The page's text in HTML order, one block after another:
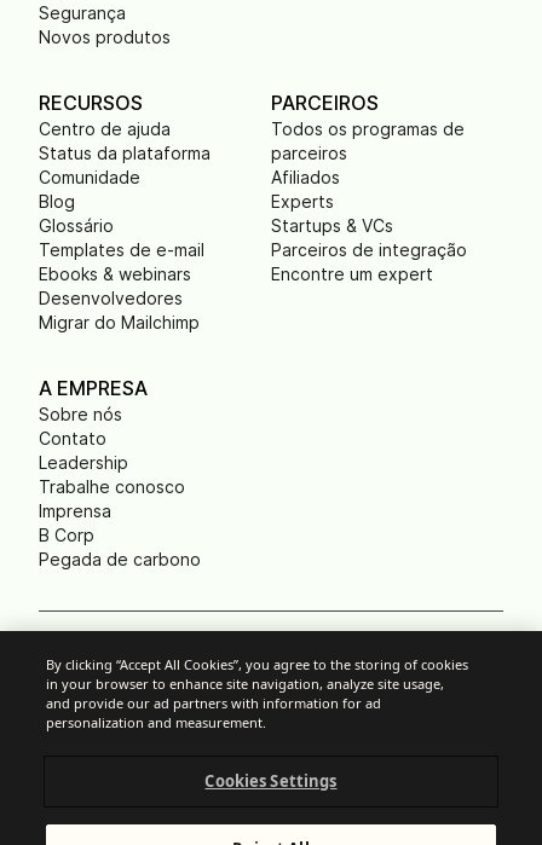
Segurança
Novos produtos
RECURSOS
Centro de ajuda
Status da plataforma
Comunidade
Blog
Glossário
Templates de e-mail
Ebooks & webinars
Desenvolvedores
Migrar do Mailchimp
PARCEIROS
Todos os programas de
parceiros
Afiliados
Experts
Startups & VCs
Parceiros de integração
Encontre um expert
A EMPRESA
Sobre nós
Contato
Leadership
Trabalhe conosco
Imprensa
B Corp
Pegada de carbono
Cookies
Política anti-spam
Política de privacidade
Termos e Condições
Divulgação responsável
By clicking “Accept All Cookies”, you agree to the storing of cookies
in your browser to enhance site navigation, analyze site usage,
and provide our ad partners with information for ad
personalization and measurement.
Cookies Settings